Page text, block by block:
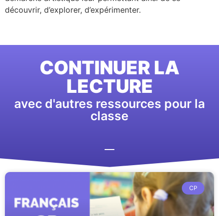
découvrir, d’explorer, d’expérimenter.
CONTINUER LA
LECTURE
avec d'autres ressources pour la
classe
CP